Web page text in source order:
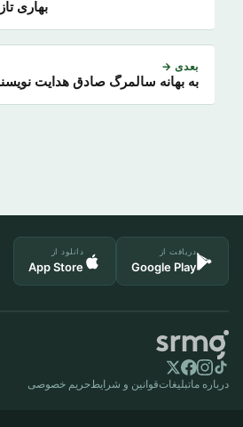
بهاری
بعدی →
به بهانه سالمرگ صادق هدایت
دریافت از
Google Play
دانلود از
App Store
درباره ماتبلیغاتقوانین و شرایط حریم خصوصی